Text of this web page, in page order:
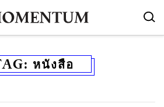
หนังสือ